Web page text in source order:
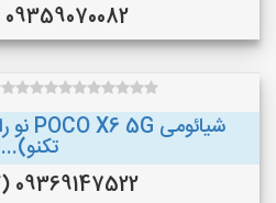
09359070082 (یاسوج)
تکنو)...
09369147522 (کرمانشاه )